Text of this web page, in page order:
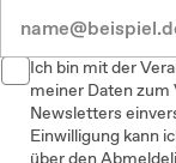
Ich bin mit der
meiner Daten zum
Newsletters
Einwilligung kann
über den